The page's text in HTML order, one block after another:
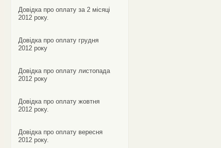
Довідка про оплату за 2 місяці
2012 року.
Довідка про оплату грудня
2012 року
Довідка про оплату листопада
2012 року
Довідка про оплату жовтня
2012 року.
Довідка про оплату вересня
2012 року.